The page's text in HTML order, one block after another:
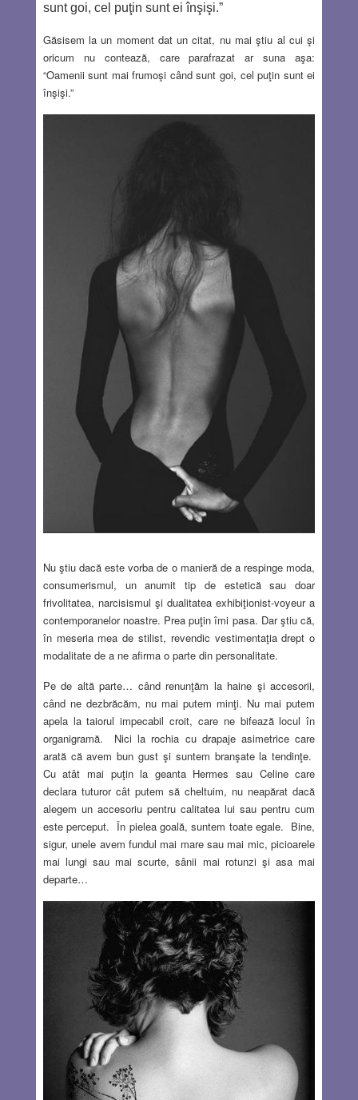
sunt goi, cel puţin sunt ei înşişi.”
Găsisem la un moment dat un citat, nu mai ştiu al cui şi
oricum nu contează, care parafrazat ar suna aşa:
“Oamenii sunt mai frumoşi când sunt goi, cel puţin sunt ei
înşişi.”
Nu ştiu dacă este vorba de o manieră de a respinge moda,
consumerismul, un anumit tip de estetică sau doar
frivolitatea, narcisismul şi dualitatea exhibiţionist-voyeur a
contemporanelor noastre. Prea puţin îmi pasa. Dar ştiu că,
în meseria mea de stilist, revendic vestimentaţia drept o
modalitate de a ne afirma o parte din personalitate.
Pe de altă parte… când renunţăm la haine şi accesorii,
când ne dezbrăcăm, nu mai putem minţi. Nu mai putem
apela la taiorul impecabil croit, care ne bifează locul în
organigramă. Nici la rochia cu drapaje asimetrice care
arată că avem bun gust şi suntem branşate la tendinţe.
Cu atât mai puţin la geanta Hermes sau Celine care
declara tuturor cât putem să cheltuim, nu neapărat dacă
alegem un accesoriu pentru calitatea lui sau pentru cum
este perceput. În pielea goală, suntem toate egale. Bine,
sigur, unele avem fundul mai mare sau mai mic, picioarele
mai lungi sau mai scurte, sânii mai rotunzi şi asa mai
departe…